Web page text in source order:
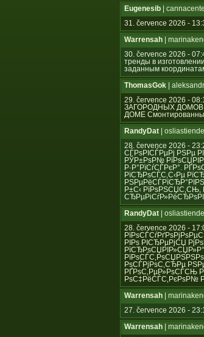
Eugenesib |
31. července 2026 -
Warrensah |
30. července 2026 -
тренды в
заданным
ThomasGok |
29. července 2026 -
ЗАГОРОДНЫХ
ДОМЕ
RandyDat |
28. července 2026 -
СЃРѕРІСЃРµРј РЅРµ
РЎР±РѕР№
Р·Р°РїСѓСЃРєР°.
РїСЂРѕСЃС‚С‹Рµ
Р±С‹
RandyDat |
28. července 2026 -
РІРѕ РІСЂРµРјСЏ
РѕСЃРјРѕС‚СЂРµ
РҐРѕС‚РµР»РѕСЃСЊ
РѕС‡РёСЃС‚РєРѕР№
Warrensah |
27. července 2026 -
Warrensah |